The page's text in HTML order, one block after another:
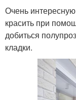
Очень
красить при
добиться
кладки.